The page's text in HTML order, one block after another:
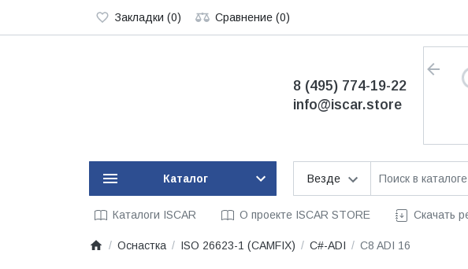
Закладки (0) Сравнение (0)
8 (495) 774-19-22
info@iscar.store
Везде
Каталог
Каталоги ISCAR О проекте ISCAR STORE Скачать
Оснастка ISO 26623-1 (CAMFIX) C#-ADI C8 ADI 16